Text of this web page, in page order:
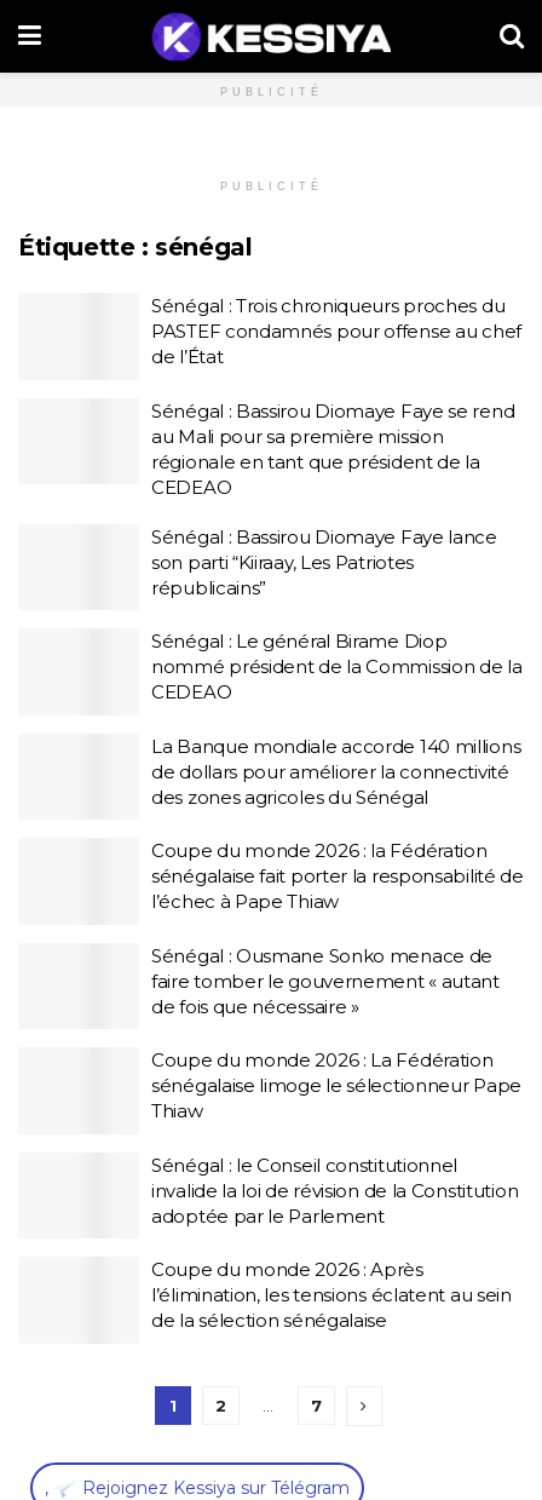
PUBLICITÉ
PUBLICITÉ
Étiquette : sénégal
Sénégal : Trois chroniqueurs proches du
PASTEF condamnés pour offense au chef
de l’État
Sénégal : Bassirou Diomaye Faye se rend
au Mali pour sa première mission
régionale en tant que président de la
CEDEAO
Sénégal : Bassirou Diomaye Faye lance
son parti “Kiiraay, Les Patriotes
républicains”
Sénégal : Le général Birame Diop
nommé président de la Commission de la
CEDEAO
La Banque mondiale accorde 140 millions
de dollars pour améliorer la connectivité
des zones agricoles du Sénégal
Coupe du monde 2026 : la Fédération
sénégalaise fait porter la responsabilité de
l’échec à Pape Thiaw
Sénégal : Ousmane Sonko menace de
faire tomber le gouvernement « autant
de fois que nécessaire »
Coupe du monde 2026 : La Fédération
sénégalaise limoge le sélectionneur Pape
Thiaw
Sénégal : le Conseil constitutionnel
invalide la loi de révision de la Constitution
adoptée par le Parlement
Coupe du monde 2026 : Après
l’élimination, les tensions éclatent au sein
de la sélection sénégalaise
1 2 7
, Rejoignez Kessiya sur Télégram